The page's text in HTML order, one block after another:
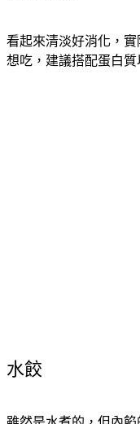
看起來清淡好消化，
想吃，建議搭配蛋白質
水餃